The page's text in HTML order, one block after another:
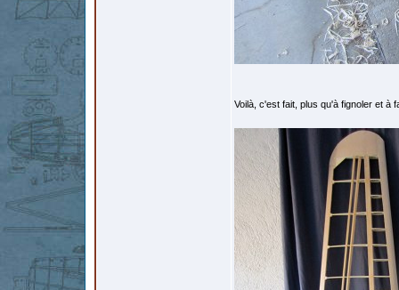
Voilà, c'est fait, plus qu'à fignoler et à